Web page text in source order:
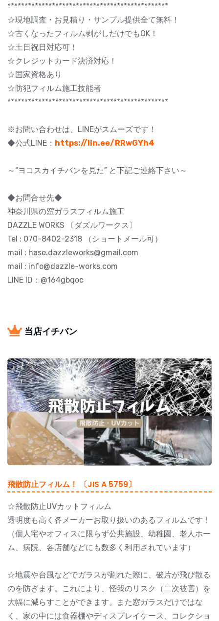
***********************************************
☆現地調査・お見積り・サンプル提供全て無料！
☆古くなったフィルム剥がしだけでもOK！
☆土日祝日対応可！
☆クレジットカード決済対応！
☆国家資格あり
☆防犯フィルム施工技能者
***********************************************
※お問い合わせは、LINEがスムーズです！
◆公式LINE： https://lin.ee/RRwGYh4
～“ヨコスカイチバンを見た” と下記ご連絡下さい～
◆お問合せ先◆
神奈川県の窓ガラスフィルム施工
DAZZLE WORKS 〔ダズルワークス〕
Tel : 070-8402-2318 （ショートメール可）
mail : hase.dazzleworks@gmail.com
mail : info@dazzle-works.com
LINE ID：@164gbqoc
当店イチバン
飛散防止フィルム！ 〔JIS A 5759〕
☆飛散防止UVカットフィルム
透明度も高く各メーカーお取り扱いのあるフィルムです！
（個人宅やオフィスに限らず公共施設、幼稚園、老人ホー
ム、病院、各店舗などにも数多く利用されています）
☆地震や台風などでガラスが割れた際に、破片が飛び散る
のを防ぎます。これにより、怪我のリスク（二次被害）を
大幅に減らすことができます。また窓ガラスだけではな
く、家の中には食器棚やディスプレイケース、コレクショ